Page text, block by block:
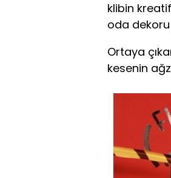
klibin
oda dekoru
Ortaya
kesenin